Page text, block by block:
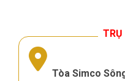
TRỤ
Tòa Simco